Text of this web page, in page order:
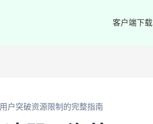
客户端下载
户突破资源限制的完整指南